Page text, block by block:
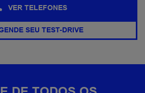
VER TELEFONES
SEU TEST-DRIVE